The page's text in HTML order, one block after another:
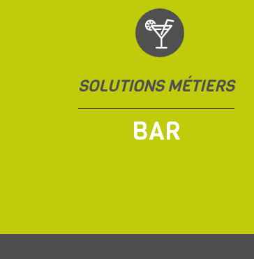
SOLUTIONS MÉTIERS
BAR